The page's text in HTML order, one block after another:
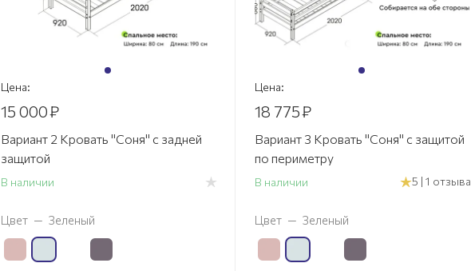
Цена:
15 000₽
Вариант 2 Кровать "Соня" с задней
защитой
В наличии
Цвет — Зеленый
Цена:
18 775₽
Вариант 3 Кровать "Соня" с защитой
по периметру
В наличии 5 | 1 отзыва
Цвет — Зеленый